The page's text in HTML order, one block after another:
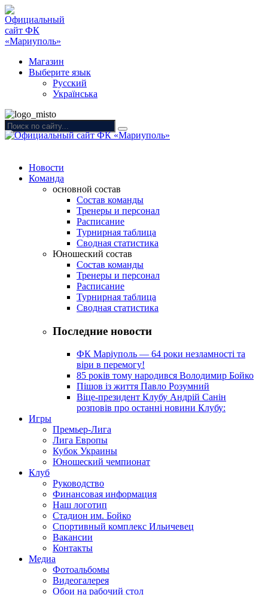
Магазин
Выберите язык
Русский
Українська
Новости
Команда
основной состав
Состав команды
Тренеры и персонал
Расписание
Турнирная таблица
Сводная статистика
Юношеский состав
Состав команды
Тренеры и персонал
Расписание
Турнирная таблица
Сводная статистика
Последние новости
ФК Маріуполь — 64 роки незламності та
віри в перемогу!
85 років тому народився Володимир Бойко
Пішов із життя Павло Розумний
Віце-президент Клубу Андрій Санін
розповів про останні новини Клубу:
Игры
Премьер-Лига
Лига Европы
Кубок Украины
Юношеский чемпионат
Клуб
Руководство
Финансовая информация
Наш логотип
Стадион им. Бойко
Спортивный комплекс Ильичевец
Вакансии
Контакты
Медиа
Фотоальбомы
Видеогалерея
Обои на рабочий стол